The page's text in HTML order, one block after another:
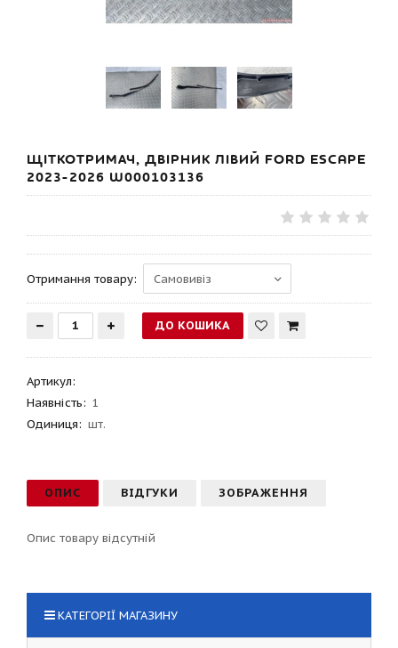
ЩІТКОТРИМАЧ, ДВІРНИК ЛІВИЙ FORD ESCAPE
2023-2026 W000103136
Отримання товару:
Артикул:
Наявність: 1
Одиниця: шт.
ОПИС ВІДГУКИ ЗОБРАЖЕННЯ
Опис товару відсутній
КАТЕГОРІЇ МАГАЗИНУ